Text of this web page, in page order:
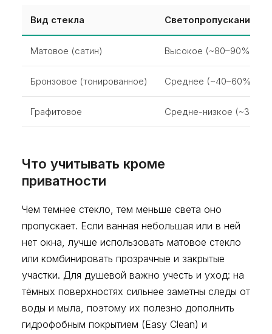
Вид стекла Светопропускание
Матовое (сатин) Высокое (~80–90%)
Бронзовое (тонированное) Среднее (~40–60%)
Графитовое Средне-низкое
Что учитывать кроме
приватности
Чем темнее стекло, тем меньше света оно
пропускает. Если ванная небольшая или в ней
нет окна, лучше использовать матовое стекло
или комбинировать прозрачные и закрытые
участки. Для душевой важно учесть и уход: на
тёмных поверхностях сильнее заметны следы от
воды и мыла, поэтому их полезно дополнить
гидрофобным покрытием (Easy Clean) и